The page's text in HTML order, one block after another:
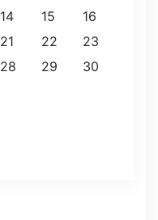
14 15
16
21 22
23
28 29
30